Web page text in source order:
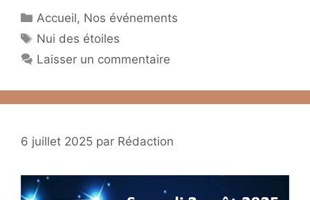
Catégories
Accueil, Nos événements
Étiquettes
Nui des étoiles
Laisser un commentaire
6 juillet 2025 par Rédaction